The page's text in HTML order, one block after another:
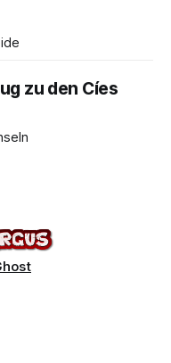
zu den Cíes